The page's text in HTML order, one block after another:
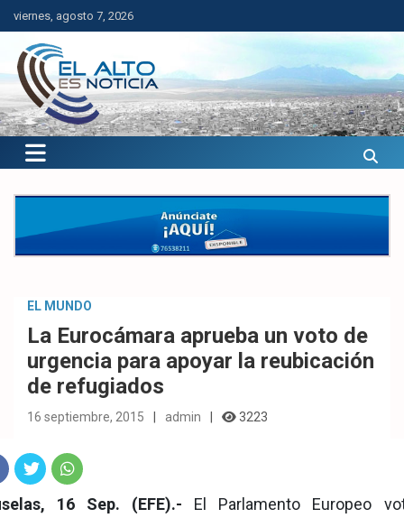
Saltar
al
contenido
viernes, agosto 7, 2026
El Alto es Noticia
Últimas noticias de El Alto, Bolivia y el mundo.
EL MUNDO
La Eurocámara aprueba un voto de
urgencia para apoyar la reubicación
de refugiados
16 septiembre, 2015 admin 3223
Twit
Wha
16 Sep. (EFE).- El Parlamento Europeo